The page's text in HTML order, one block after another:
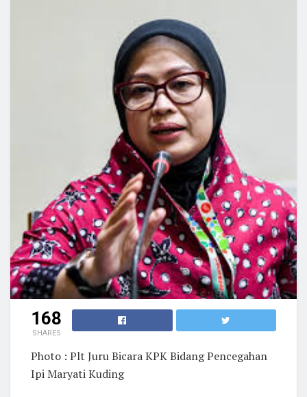
168
SHARES
Photo : Plt Juru Bicara KPK Bidang Pencegahan
Ipi Maryati Kuding